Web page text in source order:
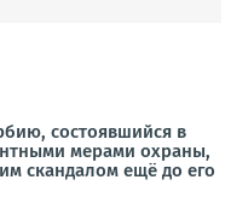
состоявшийся в
мерами охраны,
скандалом ещё до его